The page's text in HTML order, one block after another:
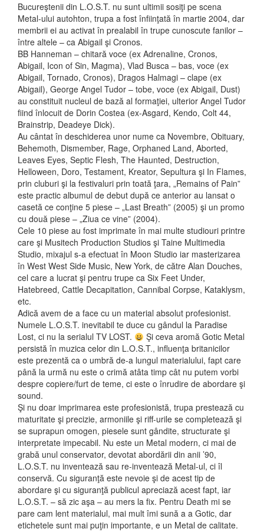
Bucureştenii din L.O.S.T. nu sunt ultimii sosiţi pe scena
Metal-ului autohton, trupa a fost înfiinţată în martie 2004, dar
membrii ei au activat în prealabil în trupe cunoscute fanilor –
între altele – ca Abigail şi Cronos.
BB Hanneman – chitară voce (ex Adrenaline, Cronos,
Abigail, Icon of Sin, Magma), Vlad Busca – bas, voce (ex
Abigail, Tornado, Cronos), Dragos Halmagi – clape (ex
Abigail), George Angel Tudor – tobe, voce (ex Abigail, Dust)
au constituit nucleul de bază al formaţiei, ulterior Angel Tudor
fiind înlocuit de Dorin Costea (ex-Asgard, Kendo, Colt 44,
Brainstrip, Deadeye Dick).
Au cântat în deschiderea unor nume ca Novembre, Obituary,
Behemoth, Dismember, Rage, Orphaned Land, Aborted,
Leaves Eyes, Septic Flesh, The Haunted, Destruction,
Helloween, Doro, Testament, Kreator, Sepultura şi In Flames,
prin cluburi şi la festivaluri prin toată ţara, „Remains of Pain”
este practic albumul de debut după ce anterior au lansat o
casetă ce conţine 5 piese – „Last Breath” (2005) şi un promo
cu două piese – „Ziua ce vine” (2004).
Cele 10 piese au fost imprimate în mai multe studiouri printre
care şi Musitech Production Studios şi Taine Multimedia
Studio, mixajul s-a efectuat în Moon Studio iar masterizarea
în West West Side Music, New York, de către Alan Douches,
cel care a lucrat şi pentru trupe ca Six Feet Under,
Hatebreed, Cattle Decapitation, Cannibal Corpse, Kataklysm,
etc.
Adică avem de a face cu un material absolut profesionist.
Numele L.O.S.T. inevitabil te duce cu gândul la Paradise
Lost, ci nu la serialul TV LOST.
Şi ceva aromă Gotic Metal
persistă în muzica celor din L.O.S.T., influenţa britanicilor
este prezentă ca o umbră de-a lungul materialului, fapt care
până la urmă nu este o crimă atâta timp cât nu putem vorbi
despre copiere/furt de teme, ci este o înrudire de abordare şi
sound.
Şi nu doar imprimarea este profesionistă, trupa prestează cu
maturitate şi precizie, armoniile şi riff-urile se completează şi
se suprapun omogen, piesele sunt gândite, structurate şi
interpretate impecabil. Nu este un Metal modern, ci mai de
grabă unul conservator, devotat abordării din anii ’90,
L.O.S.T. nu inventează sau re-inventează Metal-ul, ci îl
conservă. Cu siguranţă este nevoie şi de acest tip de
abordare şi cu siguranţă publicul apreciază acest fapt, iar
L.O.S.T. – să zic aşa – au mers la fix. Pentru Death mi se
pare cam lent materialul, mai mult îmi sună a a Gotic, dar
etichetele sunt mai puţin importante, e un Metal de calitate.